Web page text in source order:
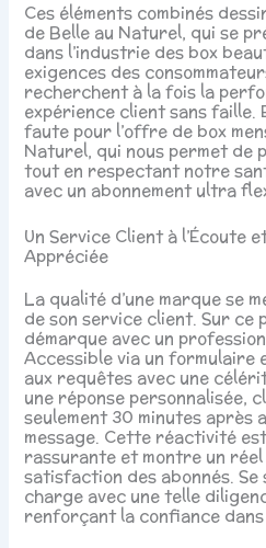
Ces éléments combinés
de Belle au Naturel, qui se
dans l’industrie des box
exigences des
recherchent à la fois la
expérience client sans faille.
faute pour l’offre de box
Naturel, qui nous permet de
tout en respectant notre
avec un abonnement ultra
Un Service Client à l’Écoute
Appréciée
La qualité d’une marque se
de son service client. Sur ce
démarque avec un
Accessible via un formulaire
aux requêtes avec une
une réponse personnalisée,
seulement 30 minutes après
message. Cette réactivité
rassurante et montre un
satisfaction des abonnés.
charge avec une telle
renforçant la confiance dans